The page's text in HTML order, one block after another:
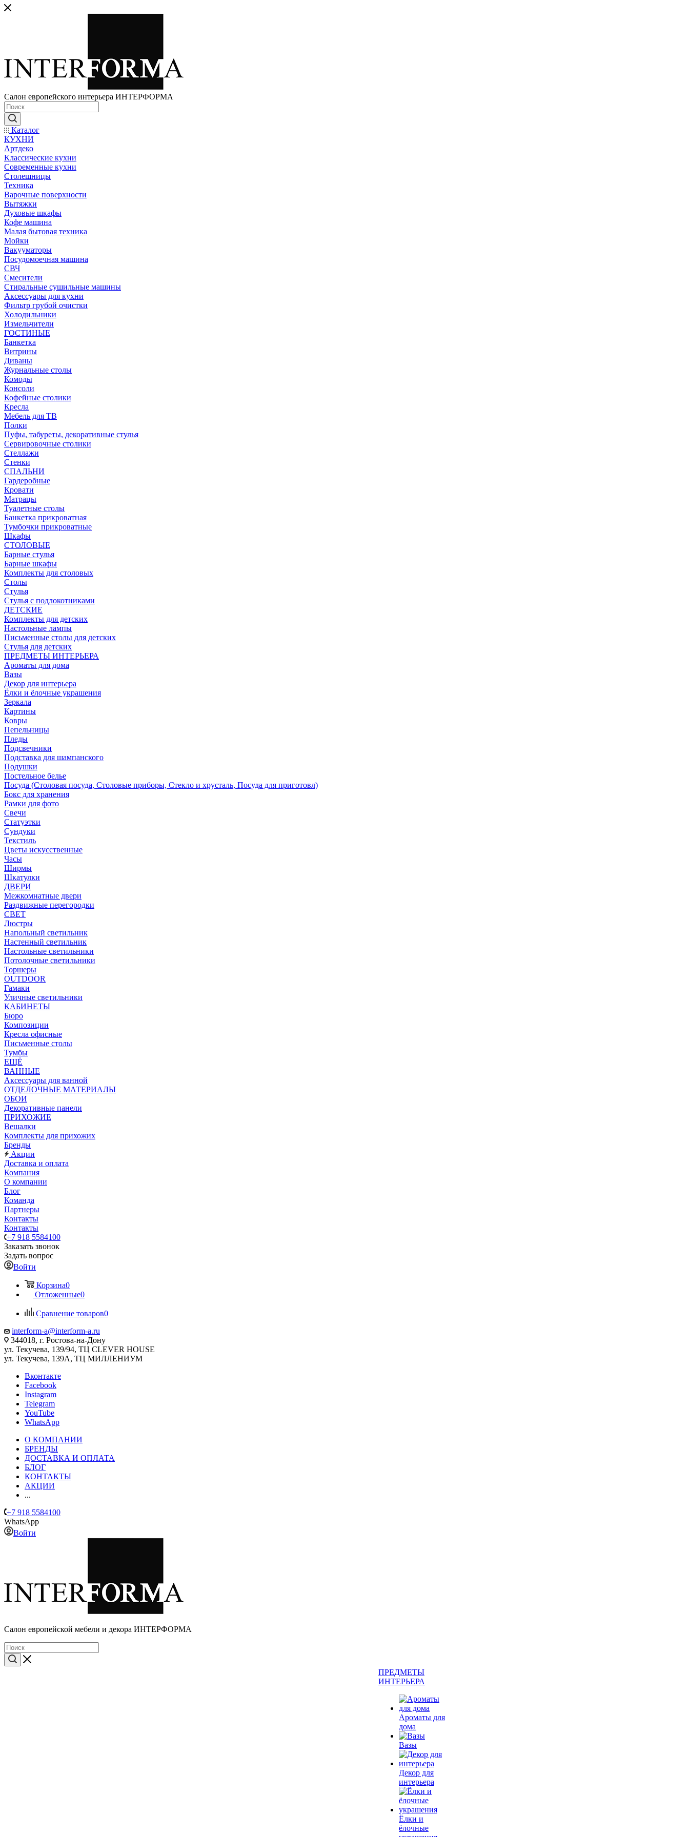
Салон европейского интерьера ИНТЕРФОРМА
Каталог
КУХНИ
Артдеко
Классические кухни
Современные кухни
Столешницы
Техника
Варочные поверхности
Вытяжки
Духовые шкафы
Кофе машина
Малая бытовая техника
Мойки
Вакууматоры
Посудомоечная машина
СВЧ
Смесители
Стиральные сушильные машины
Аксессуары для кухни
Фильтр грубой очистки
Холодильники
Измельчители
ГОСТИНЫЕ
Банкетка
Витрины
Диваны
Журнальные столы
Комоды
Консоли
Кофейные столики
Кресла
Мебель для ТВ
Полки
Пуфы, табуреты, декоративные стулья
Сервировочные столики
Стеллажи
Стенки
СПАЛЬНИ
Гардеробные
Кровати
Матрацы
Туалетные столы
Банкетка прикроватная
Тумбочки прикроватные
Шкафы
СТОЛОВЫЕ
Барные стулья
Барные шкафы
Комплекты для столовых
Столы
Стулья
Стулья с подлокотниками
ДЕТСКИЕ
Комплекты для детских
Настольные лампы
Письменные столы для детских
Стулья для детских
ПРЕДМЕТЫ ИНТЕРЬЕРА
Ароматы для дома
Вазы
Декор для интерьера
Ёлки и ёлочные украшения
Зеркала
Картины
Ковры
Пепельницы
Пледы
Подсвечники
Подставка для шампанского
Подушки
Постельное белье
Посуда (Столовая посуда, Столовые приборы, Стекло и хрусталь, Посуда для приготовл)
Бокс для хранения
Рамки для фото
Свечи
Статуэтки
Сундуки
Текстиль
Цветы искусственные
Часы
Ширмы
Шкатулки
ДВЕРИ
Межкомнатные двери
Раздвижные перегородки
СВЕТ
Люстры
Напольный светильник
Настенный светильник
Настольные светильники
Потолочные светильники
Торшеры
OUTDOOR
Гамаки
Уличные светильники
КАБИНЕТЫ
Бюро
Композиции
Кресла офисные
Письменные столы
Тумбы
ЕЩЁ
ВАННЫЕ
Аксессуары для ванной
ОТДЕЛОЧНЫЕ МАТЕРИАЛЫ
ОБОИ
Декоративные панели
ПРИХОЖИЕ
Вешалки
Комплекты для прихожих
Бренды
Акции
Доставка и оплата
Компания
О компании
Блог
Команда
Партнеры
Контакты
Контакты
+7 918 5584100
Заказать звонок
Задать вопрос
Войти
Корзина0
Отложенные0
Сравнение товаров0
interform-a@interform-a.ru
344018, г. Ростова-на-Дону
ул. Текучева, 139/94, ТЦ CLEVER HOUSE
ул. Текучева, 139А, ТЦ МИЛЛЕНИУМ
Вконтакте
Facebook
Instagram
Telegram
YouTube
WhatsApp
О КОМПАНИИ
БРЕНДЫ
ДОСТАВКА И ОПЛАТА
БЛОГ
КОНТАКТЫ
АКЦИИ
...
+7 918 5584100
WhatsApp
Войти
Cалон европейской мебели и декора ИНТЕРФОРМА
ПРЕДМЕТЫ
ИНТЕРЬЕРА
Ароматы для
дома
Вазы
Декор для
интерьера
Ёлки и
ёлочные